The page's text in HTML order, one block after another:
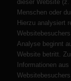
dieser Website
Menschen oder
Hierzu analysiert
Analyse beginnt
Website betritt.
Informationen